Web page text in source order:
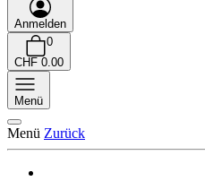
Anmelden
0
CHF 0.00
Menü
Menü Zurück